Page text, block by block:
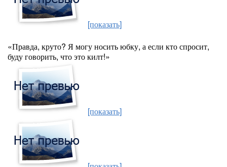
[показать]
«Правда, круто? Я могу носить юбку, а если кто спросит,
буду говорить, что это килт!»
[показать]